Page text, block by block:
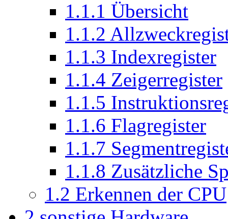
1.1.1 Übersicht
1.1.2
1.1.3 Indexregister
1.1.4 Zeigerregister
1.1.5
1.1.6 Flagregister
1.1.7
1.1.8 Zusätzliche
1.2 Erkennen der CPU